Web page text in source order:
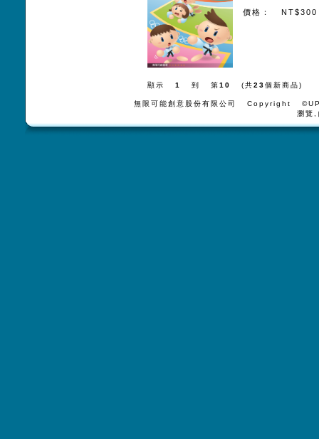
價格： NT$300
顯示 1 到 第10 (共23個新商品)
無限可能創意股份有限公司 Copyright
瀏